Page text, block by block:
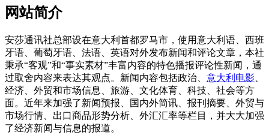
网站简介
安莎通讯社总部设在意大利首都罗马市，使用意大利语、西班
牙语、葡萄牙语、法语、英语对外发布新闻和评论文章，本社
秉承“客观”和“事实素材”丰富内容的特色播报评论性新闻，通
过取舍内容来表达其观点。新闻内容包括政治、 意大利电影
经济、外贸和市场信息、旅游、文化体育、科技、社会等方
面。近年来加强了新闻预报、国内外简讯、报刊摘要、外贸与
市场行情、出口商品形势分析、外汇汇率等栏目，并大大加强
了经济新闻与信息的报道。